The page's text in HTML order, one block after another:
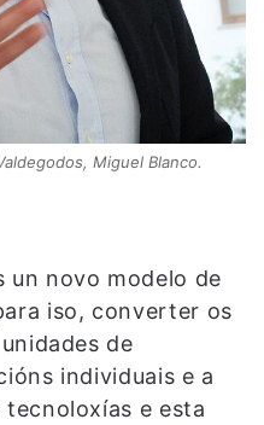
Miguel Blanco.
un novo modelo de
iso, converter os
de
individuais e a
e esta